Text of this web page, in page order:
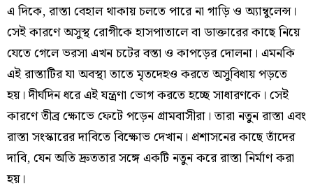
এ দিকে, রাস্তা বেহাল থাকায় চলতে পারে না গাড়ি ও অ্যাম্বুলেন্স।
সেই কারণে অসুস্থ রোগীকে হাসপাতালে বা ডাক্তারের কাছে নিয়ে
যেতে গেলে ভরসা এখন চটের বস্তা ও কাপড়ের দোলনা। এমনকি
এই রাস্তাটির যা অবস্থা তাতে মৃতদেহও করতে অসুবিধায় পড়তে
হয়। দীর্ঘদিন ধরে এই যন্ত্রণা ভোগ করতে হচ্ছে সাধারণকে। সেই
কারণে তীব্র ক্ষোভে ফেটে পড়েন গ্রামবাসীরা। তারা নতুন রাস্তা এবং
রাস্তা সংস্কারের দাবিতে বিক্ষোভ দেখান। প্রশাসনের কাছে তাঁদের
দাবি, যেন অতি দ্রুততার সঙ্গে একটি নতুন করে রাস্তা নির্মাণ করা
হয়।